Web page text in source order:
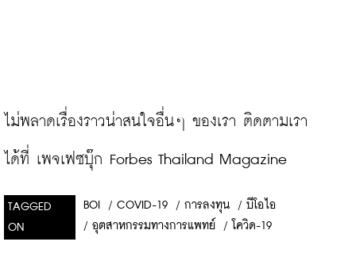
ไม่พลาดเรื่องราวน่าสนใจอื่นๆ ของเรา ติดตามเรา
ได้ที่ เพจเฟซบุ๊ก Forbes Thailand Magazine
TAGGED
ON
BOI / COVID-19 / การลงทุน / บีโอไอ
/ อุตสาหกรรมทางการแพทย์ / โควิด-19